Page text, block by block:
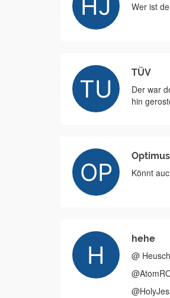
Wer ist
TÜV
Der war
hin
Könnt
hehe
@